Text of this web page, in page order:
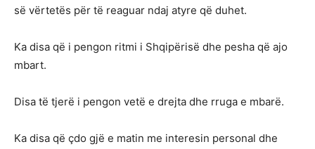
së vërtetës për të reaguar ndaj atyre që duhet.
Ka disa që i pengon ritmi i Shqipërisë dhe pesha që ajo
mbart.
Disa të tjerë i pengon vetë e drejta dhe rruga e mbarë.
Ka disa që çdo gjë e matin me interesin personal dhe